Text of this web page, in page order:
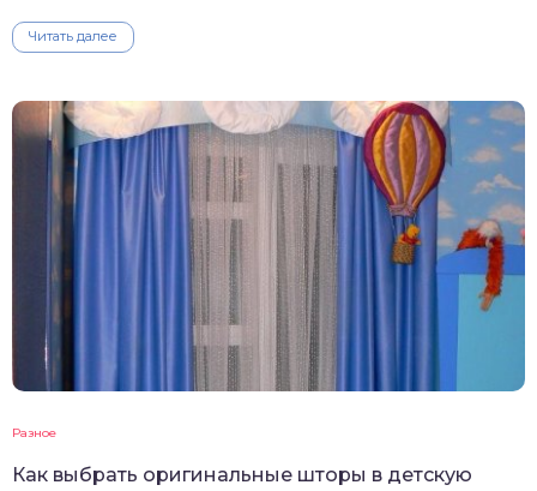
Читать далее
Разное
Как выбрать оригинальные шторы в детскую